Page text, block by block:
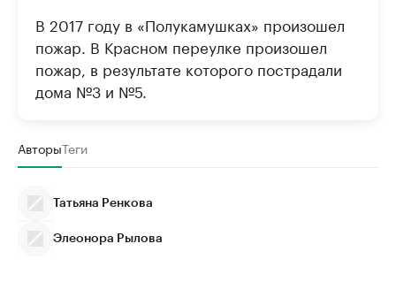
В 2017 году в «Полукамушках» произошел
пожар. В Красном переулке произошел
пожар, в результате которого пострадали
дома №3 и №5.
АвторыТеги
Татьяна Ренкова
Элеонора Рылова